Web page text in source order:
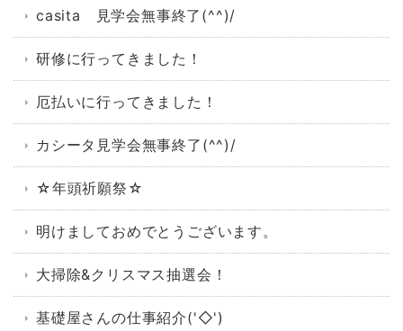
casita 見学会無事終了(^^)/
研修に行ってきました！
厄払いに行ってきました！
カシータ見学会無事終了(^^)/
☆年頭祈願祭☆
明けましておめでとうございます。
大掃除&クリスマス抽選会！
基礎屋さんの仕事紹介('◇')ゞ